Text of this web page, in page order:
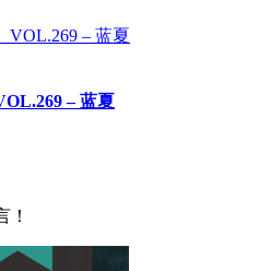
– 蓝夏
！